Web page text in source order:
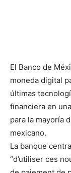
El Banco de
moneda digital
últimas
financiera en
para la mayoría
mexicano.
La banque
“d’utiliser ces